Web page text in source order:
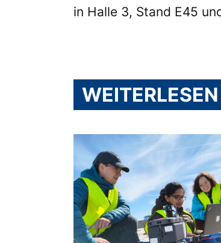
in Halle 3, Stand E45
WEITERLESEN